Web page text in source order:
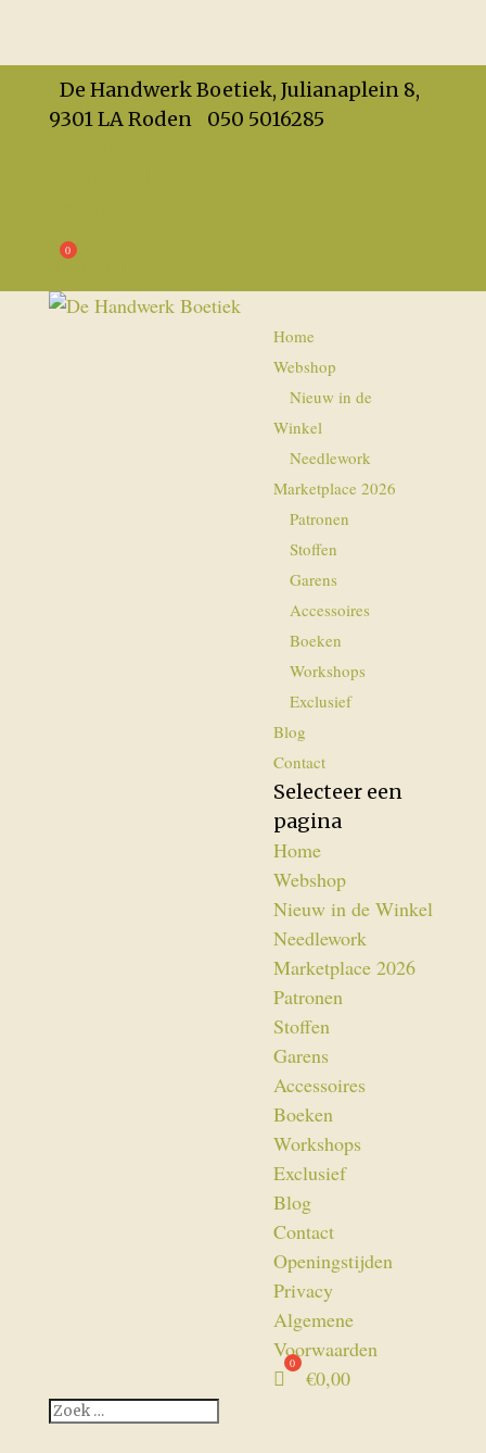
De Handwerk Boetiek, Julianaplein 8,
9301 LA Roden
050 5016285
Algemene Voorwaarden
Home
Webshop
Nieuw in de
Winkel
Needlework
Marketplace 2026
Patronen
Stoffen
Garens
Accessoires
Boeken
Workshops
Exclusief
Blog
Contact
Selecteer een
pagina
Home
Webshop
Nieuw in de Winkel
Needlework
Marketplace 2026
Patronen
Stoffen
Garens
Accessoires
Boeken
Workshops
Exclusief
Blog
Contact
Openingstijden
Privacy
Algemene
Voorwaarden
€0,00